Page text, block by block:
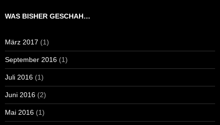
WAS BISHER GESCHAH…
März 2017 (1)
September 2016 (1)
Juli 2016 (1)
Juni 2016 (2)
Mai 2016 (1)